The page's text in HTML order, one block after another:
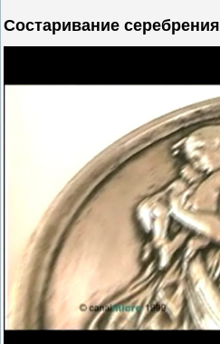
Состаривание серебрения